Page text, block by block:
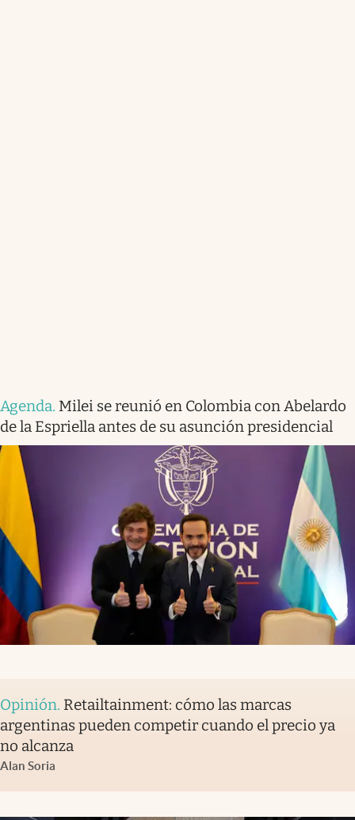
Agenda. Milei se reunió en Colombia con Abelardo
de la Espriella antes de su asunción presidencial
Opinión. Retailtainment: cómo las marcas
argentinas pueden competir cuando el precio ya
no alcanza
Alan Soria